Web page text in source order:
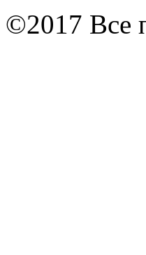
©2017 Все